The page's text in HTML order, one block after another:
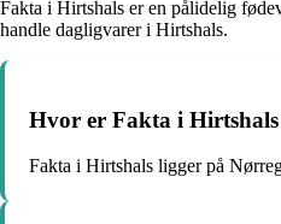
Fakta i Hirtshals er en pålidelig
handle dagligvarer i Hirtshals.
Hvor er Fakta i Hirtshals
Fakta i Hirtshals ligger på